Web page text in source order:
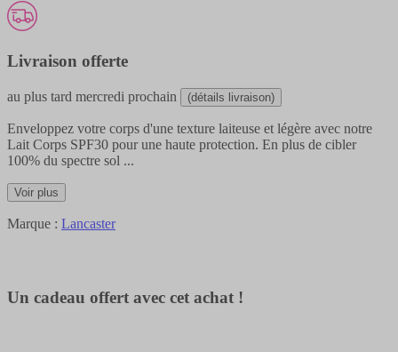
Livraison offerte
au plus tard mercredi prochain (détails livraison)
Enveloppez votre corps d'une texture laiteuse et légère avec notre
Lait Corps SPF30 pour une haute protection. En plus de cibler
100% du spectre sol ...
Voir plus
Marque : Lancaster
Un cadeau offert avec cet achat !